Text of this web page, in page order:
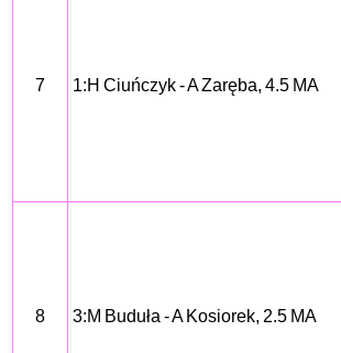
7 1:H Ciuńczyk - A Zaręba, 4.5 MA
8 3:M Buduła - A Kosiorek, 2.5 MA